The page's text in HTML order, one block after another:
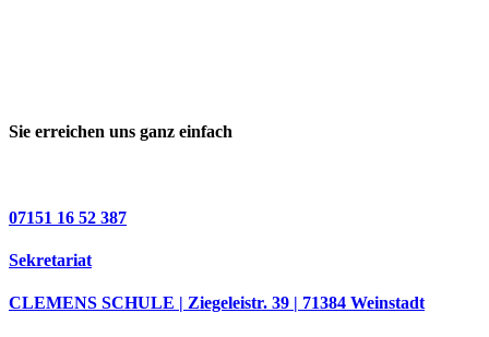
Sie erreichen uns ganz einfach
07151 16 52 387
Sekretariat
CLEMENS SCHULE | Ziegeleistr. 39 | 71384 Weinstadt